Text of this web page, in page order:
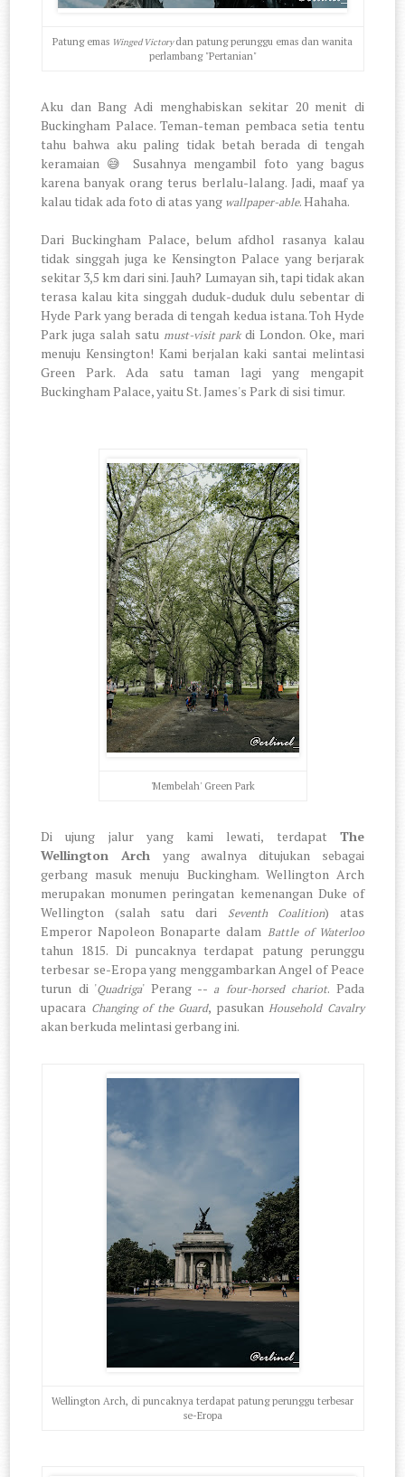
Patung emas Winged Victorydan patung perunggu emas dan wanita
perlambang "Pertanian"
Aku dan Bang Adi menghabiskan sekitar 20 menit di
Buckingham Palace. Teman-teman pembaca setia tentu
tahu bahwa aku paling tidak betah berada di tengah
keramaian 😅 Susahnya mengambil foto yang bagus
karena banyak orang terus berlalu-lalang. Jadi, maaf ya
kalau tidak ada foto di atas yang wallpaper-able. Hahaha.
Dari Buckingham Palace, belum afdhol rasanya kalau
tidak singgah juga ke Kensington Palace yang berjarak
sekitar 3,5 km dari sini. Jauh? Lumayan sih, tapi tidak akan
terasa kalau kita singgah duduk-duduk dulu sebentar di
Hyde Park yang berada di tengah kedua istana. Toh Hyde
Park juga salah satu must-visit parkdi London. Oke, mari
menuju Kensington! Kami berjalan kaki santai melintasi
Green Park. Ada satu taman lagi yang mengapit
Buckingham Palace, yaitu St. James's Park di sisi timur.
'Membelah' Green Park
Di ujung jalur yang kami lewati, terdapat The
Wellington Arch yang awalnya ditujukan sebagai
gerbang masuk menuju Buckingham. Wellington Arch
merupakan monumen peringatan kemenangan Duke of
Wellington (salah satu dari
Seventh Coalition) atas
Emperor Napoleon Bonaparte dalam Battle of Waterloo
tahun 1815. Di puncaknya terdapat patung perunggu
terbesar se-Eropa yang menggambarkan Angel of Peace
turun di 'Quadriga' Perang -- a four-horsed chariot. Pada
upacara Changing of the Guard, pasukanHousehold Cavalry
akan berkuda melintasi gerbang ini.
Wellington Arch, di puncaknya terdapat patung perunggu terbesar
se-Eropa